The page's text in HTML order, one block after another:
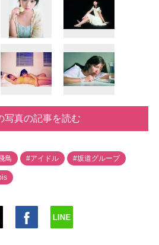
写真の記事を読む
鳥 #アイドル #坂道グループ